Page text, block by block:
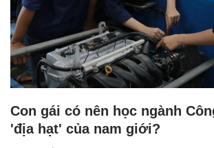
Con gái có nên học ngành
'địa hạt' của nam giới?